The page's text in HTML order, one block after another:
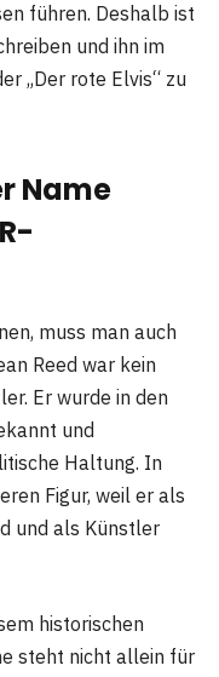
führen. Deshalb ist
und ihn im
„Der rote Elvis“ zu
Name
muss man auch
Reed war kein
Er wurde in den
und
Haltung. In
Figur, weil er als
und als Künstler
historischen
steht nicht allein für